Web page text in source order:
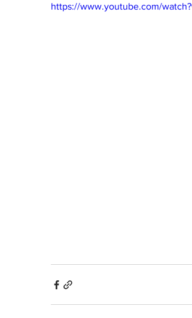
https://www.youtube.com/